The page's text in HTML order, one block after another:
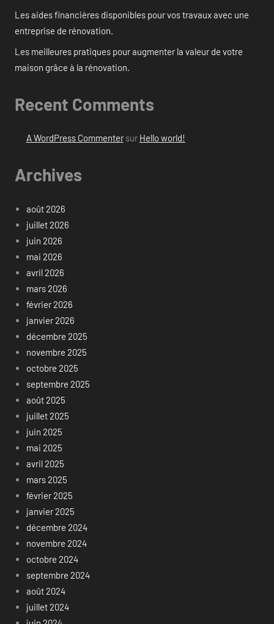
Les aides financières disponibles pour vos travaux avec une
entreprise de rénovation.
Les meilleures pratiques pour augmenter la valeur de votre
maison grâce à la rénovation.
Recent Comments
A WordPress Commentersur Hello world!
Archives
août 2026
juillet 2026
juin 2026
mai 2026
avril 2026
mars 2026
février 2026
janvier 2026
décembre 2025
novembre 2025
octobre 2025
septembre 2025
août 2025
juillet 2025
juin 2025
mai 2025
avril 2025
mars 2025
février 2025
janvier 2025
décembre 2024
novembre 2024
octobre 2024
septembre 2024
août 2024
juillet 2024